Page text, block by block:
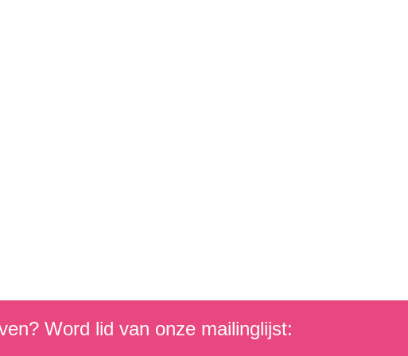
Word lid van onze mailinglijst: